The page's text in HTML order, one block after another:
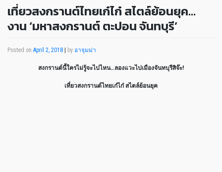
เที่ยวสงกรานต์ไทยเก๋ไก๋ สไตล์ย้อนยุค…
งาน ‘มหาสงกรานต์ ตะปอน จันทบุรี’
Posted on April 2, 2018 | by อาจุมม่า
สงกรานต์นี้ใครไม่รู้จะไปไหน…ลองแวะไปเมืองจันทบุรีสิจ๊ะ!
เที่ยวสงกรานต์ไทยเก๋ไก๋ สไตล์ย้อนยุค